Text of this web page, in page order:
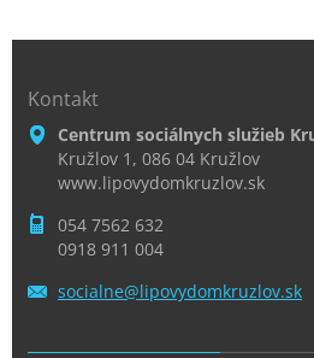
Kontakt
Centrum sociálnych služieb
Kružlov 1, 086 04 Kružlov
www.lipovydomkruzlov.sk
054 7562 632
0918 911 004
socialne@lipovydomkruzlov.sk